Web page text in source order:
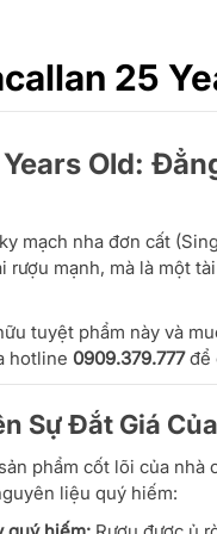
25
Old:
mạch nha đơn cất
rượu mạnh, mà là một
tuyệt phẩm này và
hotline 0909.379.777để
Sự Đắt Giá
phẩm cốt lõi của nhà
liệu quý hiếm: